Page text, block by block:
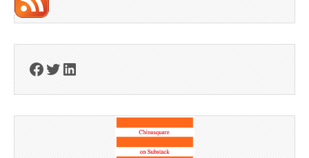
Facebook
Twitter
LinkedIn